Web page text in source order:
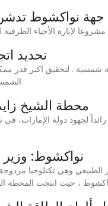
جهة نواكشوط تدشن
تحديد
. لتحقيق اكبر قدر
محطة الشيخ
نواكشوط:
، حيث انتجت المحطة السنة الماضية (2023)